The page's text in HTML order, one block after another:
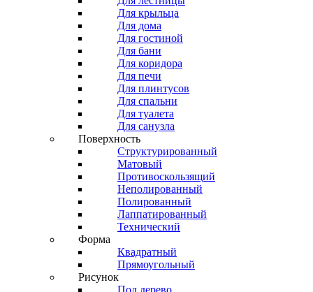
Для крыльца
Для дома
Для гостиной
Для бани
Для коридора
Для печи
Для плинтусов
Для спальни
Для туалета
Для санузла
Поверхность
Структурированный
Матовый
Противоскользящий
Неполированный
Полированный
Лаппатированный
Технический
Форма
Квадратный
Прямоугольный
Рисунок
Под дерево